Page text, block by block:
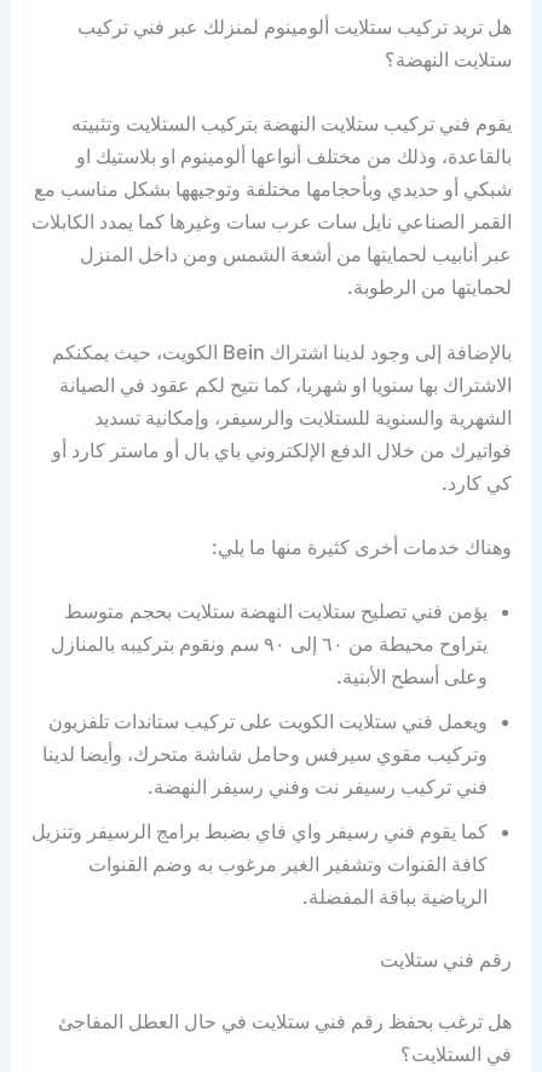
هل تريد تركيب ستلايت ألومينوم لمنزلك عبر فني تركيب
ستلايت النهضة؟
يقوم فني تركيب ستلايت النهضة بتركيب الستلايت وتثبيته
بالقاعدة، وذلك من مختلف أنواعها ألومينوم او بلاستيك او
شبكي أو حديدي وبأحجامها مختلفة وتوجيهها بشكل مناسب مع
القمر الصناعي نايل سات عرب سات وغيرها كما يمدد الكابلات
عبر أنابيب لحمايتها من أشعة الشمس ومن داخل المنزل
لحمايتها من الرطوبة.
بالإضافة إلى وجود لدينا اشتراك Bein الكويت، حيث يمكنكم
الاشتراك بها سنويا او شهريا، كما نتيح لكم عقود في الصيانة
الشهرية والسنوية للستلايت والرسيفر، وإمكانية تسديد
فواتيرك من خلال الدفع الإلكتروني باي بال أو ماستر كارد أو
كي كارد.
وهناك خدمات أخرى كثيرة منها ما يلي:
يؤمن فني تصليح ستلايت النهضة ستلايت بحجم متوسط
يتراوح محيطة من ٦٠ إلى ٩٠ سم ونقوم بتركيبه بالمنازل
وعلى أسطح الأبنية.
ويعمل فني ستلايت الكويت على تركيب ستاندات تلفزيون
وتركيب مقوي سيرفس وحامل شاشة متحرك، وأيضا لدينا
فني تركيب رسيفر نت وفني رسيفر النهضة.
كما يقوم فني رسيفر واي فاي بضبط برامج الرسيفر وتنزيل
كافة القنوات وتشفير الغير مرغوب به وضم القنوات
الرياضية بباقة المفضلة.
رقم فني ستلايت
هل ترغب بحفظ رقم فني ستلايت في حال العطل المفاجئ
في الستلايت؟